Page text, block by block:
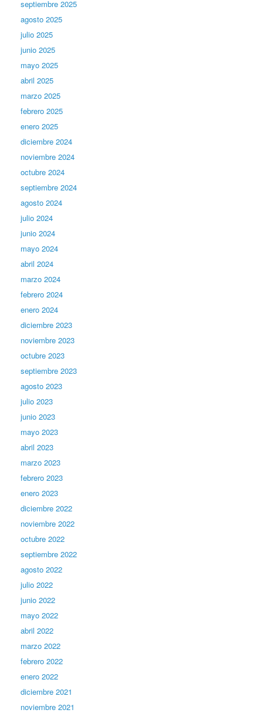
septiembre 2025
agosto 2025
julio 2025
junio 2025
mayo 2025
abril 2025
marzo 2025
febrero 2025
enero 2025
diciembre 2024
noviembre 2024
octubre 2024
septiembre 2024
agosto 2024
julio 2024
junio 2024
mayo 2024
abril 2024
marzo 2024
febrero 2024
enero 2024
diciembre 2023
noviembre 2023
octubre 2023
septiembre 2023
agosto 2023
julio 2023
junio 2023
mayo 2023
abril 2023
marzo 2023
febrero 2023
enero 2023
diciembre 2022
noviembre 2022
octubre 2022
septiembre 2022
agosto 2022
julio 2022
junio 2022
mayo 2022
abril 2022
marzo 2022
febrero 2022
enero 2022
diciembre 2021
noviembre 2021